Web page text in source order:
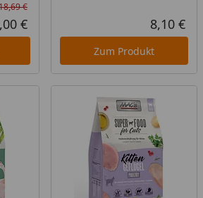
Rabatt in Prozent
Ursprünglicher Preis
€
Aktueller Preis
€ 8,10 €
Zum Produkt